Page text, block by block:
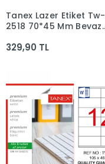
Sepete Ekle
Tanex Lazer Etiket Tw-
2518 70*45 Mm Beyaz
329,90 TL